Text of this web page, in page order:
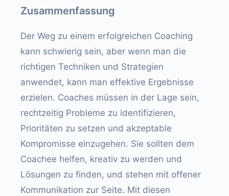
Zusammenfassung
Der Weg zu einem erfolgreichen Coaching
kann schwierig sein, aber wenn man die
richtigen Techniken und Strategien
anwendet, kann man effektive Ergebnisse
erzielen. Coaches müssen in der Lage sein,
rechtzeitig Probleme zu identifizieren,
Prioritäten zu setzen und akzeptable
Kompromisse einzugehen. Sie sollten dem
Coachee helfen, kreativ zu werden und
Lösungen zu finden, und stehen mit offener
Kommunikation zur Seite. Mit diesen